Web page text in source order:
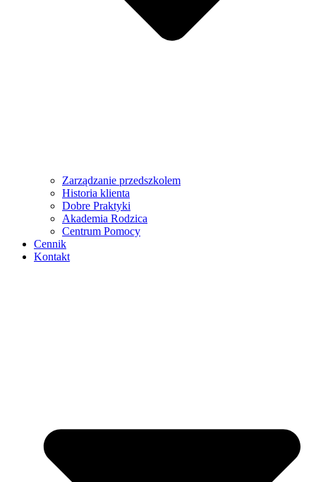
Zarządzanie przedszkolem
Historia klienta
Dobre Praktyki
Akademia Rodzica
Centrum Pomocy
Cennik
Kontakt